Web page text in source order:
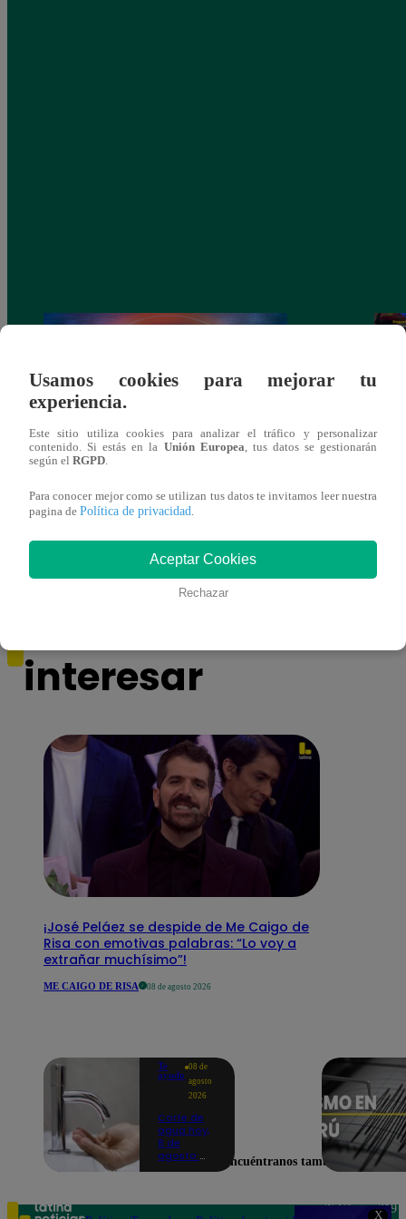
X
enero del 2023 – Programa completo
interesar
¡José Peláez se despide de Me Caigo de
Risa con emotivas palabras: “Lo voy a
extrañar muchísimo”!
ME CAIGO DE RISA 08 de agosto 2026
Te
ayudo
08 de
agosto
2026
Corte de
agua hoy,
8 de
agosto:
sin el
Usamos cookies para mejorar tu
experiencia.
Este sitio utiliza cookies para analizar el tráfico y personalizar
contenido. Si estás en la Unión Europea, tus datos se gestionarán
según el RGPD.
Para conocer mejor como se utilizan tus datos te invitamos leer nuestra
pagina de Política de privacidad.
Aceptar Cookies
Rechazar
Encuéntranos también en
Teléfono: 219